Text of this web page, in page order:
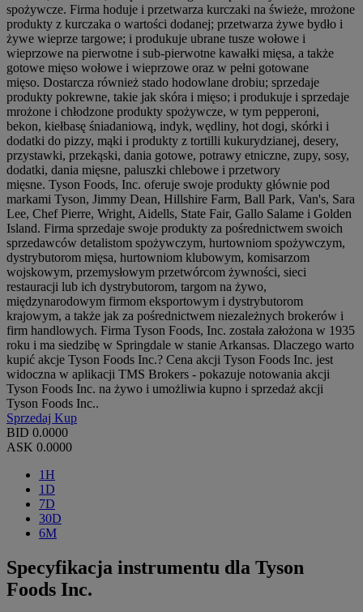
spożywcze. Firma hoduje i przetwarza kurczaki na świeże, mrożone
produkty z kurczaka o wartości dodanej; przetwarza żywe bydło i
żywe wieprze targowe; i produkuje ubrane tusze wołowe i
wieprzowe na pierwotne i sub-pierwotne kawałki mięsa, a także
gotowe mięso wołowe i wieprzowe oraz w pełni gotowane
mięso. Dostarcza również stado hodowlane drobiu; sprzedaje
produkty pokrewne, takie jak skóra i mięso; i produkuje i sprzedaje
mrożone i chłodzone produkty spożywcze, w tym pepperoni,
bekon, kiełbasę śniadaniową, indyk, wędliny, hot dogi, skórki i
dodatki do pizzy, mąki i produkty z tortilli kukurydzianej, desery,
przystawki, przekąski, dania gotowe, potrawy etniczne, zupy, sosy,
dodatki, dania mięsne, paluszki chlebowe i przetwory
mięsne. Tyson Foods, Inc. oferuje swoje produkty głównie pod
markami Tyson, Jimmy Dean, Hillshire Farm, Ball Park, Van's, Sara
Lee, Chef Pierre, Wright, Aidells, State Fair, Gallo Salame i Golden
Island. Firma sprzedaje swoje produkty za pośrednictwem swoich
sprzedawców detalistom spożywczym, hurtowniom spożywczym,
dystrybutorom mięsa, hurtowniom klubowym, komisarzom
wojskowym, przemysłowym przetwórcom żywności, sieci
restauracji lub ich dystrybutorom, targom na żywo,
międzynarodowym firmom eksportowym i dystrybutorom
krajowym, a także jak za pośrednictwem niezależnych brokerów i
firm handlowych. Firma Tyson Foods, Inc. została założona w 1935
roku i ma siedzibę w Springdale w stanie Arkansas. Dlaczego warto
kupić akcje Tyson Foods Inc.? Cena akcji Tyson Foods Inc. jest
widoczna w aplikacji TMS Brokers - pokazuje notowania akcji
Tyson Foods Inc. na żywo i umożliwia kupno i sprzedaż akcji
Tyson Foods Inc..
Sprzedaj Kup
BID 0.0000
ASK 0.0000
1H
1D
7D
30D
6M
Specyfikacja instrumentu dla Tyson
Foods Inc.